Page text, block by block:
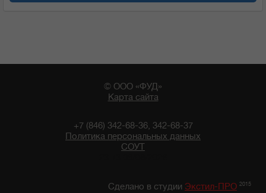
© ООО «ФУД»
Карта сайта
+7 (846) 342-68-36, 342-68-37
Политика персональных данных
СОУТ
Сделано в студии Экстил-ПРО 2015